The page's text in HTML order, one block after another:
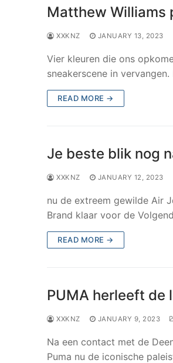
Matthew Williams
XXKNZ JANUARY 13, 2023
Vier kleuren die ons
sneakerscene in
READ MORE →
Je beste blik nog
XXKNZ JANUARY 12, 2023
nu de extreem gewilde Air
Brand klaar voor de
READ MORE →
PUMA herleeft de
XXKNZ JANUARY 9, 2023
Na een contact met de
Puma nu de iconische